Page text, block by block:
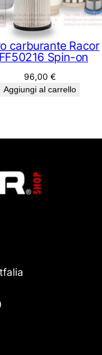
carburante Racor
Spin-on
96,00 €
Aggiungi al carrello